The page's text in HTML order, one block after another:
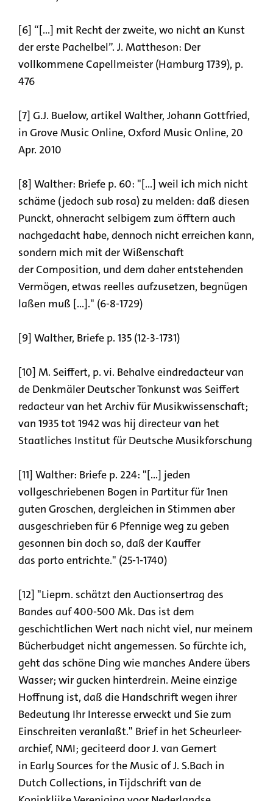
[6] “[...] mit Recht der zweite, wo nicht an Kunst
der erste Pachelbel”. J. Mattheson: Der
vollkommene Capellmeister (Hamburg 1739), p.
476
[7] G.J. Buelow, artikel Walther, Johann Gottfried,
in Grove Music Online, Oxford Music Online, 20
Apr. 2010
[8] Walther: Briefe p. 60: "[...] weil ich mich nicht
schäme (jedoch sub rosa) zu melden: daß diesen
Punckt, ohneracht selbigem zum öfftern auch
nachgedacht habe, dennoch nicht erreichen kann,
sondern mich mit der Wißenschaft
der Composition, und dem daher entstehenden
Vermögen, etwas reelles aufzusetzen, begnügen
laßen muß [...]." (6-8-1729)
[9] Walther, Briefe p. 135 (12-3-1731)
[10] M. Seiffert, p. vi. Behalve eindredacteur van
de Denkmäler Deutscher Tonkunst was Seiffert
redacteur van het Archiv für Musikwissenschaft;
van 1935 tot 1942 was hij directeur van het
Staatliches Institut für Deutsche Musikforschung
[11] Walther: Briefe p. 224: "[...] jeden
vollgeschriebenen Bogen in Partitur für 1nen
guten Groschen, dergleichen in Stimmen aber
ausgeschrieben für 6 Pfennige weg zu geben
gesonnen bin doch so, daß der Kauffer
das porto entrichte." (25-1-1740)
[12] "Liepm. schätzt den Auctionsertrag des
Bandes auf 400-500 Mk. Das ist dem
geschichtlichen Wert nach nicht viel, nur meinem
Bücherbudget nicht angemessen. So fürchte ich,
geht das schöne Ding wie manches Andere übers
Wasser; wir gucken hinterdrein. Meine einzige
Hoffnung ist, daß die Handschrift wegen ihrer
Bedeutung Ihr Interesse erweckt und Sie zum
Einschreiten veranlaßt." Brief in het Scheurleer-
archief, NMI; geciteerd door J. van Gemert
in Early Sources for the Music of J. S.Bach in
Dutch Collections, in Tijdschrift van de